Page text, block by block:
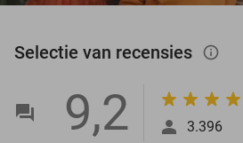
Selectie van recensies info_outlined
9,2 3.396